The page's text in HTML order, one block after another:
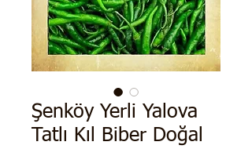
Şenköy Yerli Yalova
Tatlı Kıl Biber Doğal